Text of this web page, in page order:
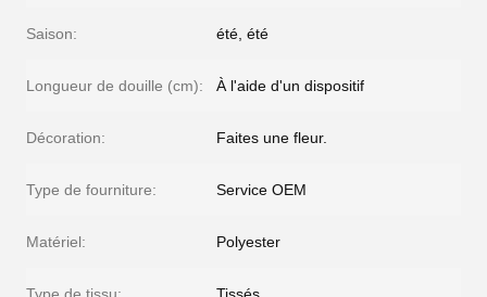
Saison: été, été
Longueur de douille (cm): À l'aide d'un dispositif
Décoration: Faites une fleur.
Type de fourniture: Service OEM
Matériel: Polyester